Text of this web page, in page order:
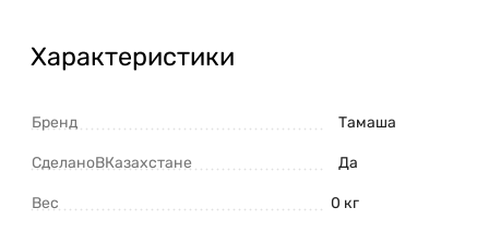
Характеристики
Бренд Тамаша
СделаноВКазахстане Да
Вес 0 кг